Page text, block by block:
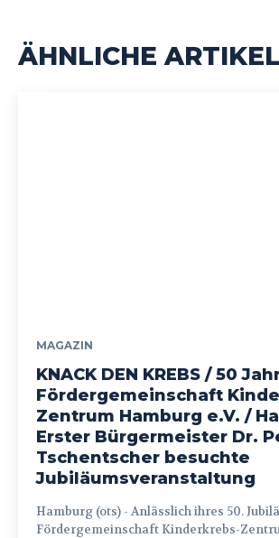
ÄHNLICHE ARTIKEL
MAGAZIN
KNACK DEN KREBS / 50
Fördergemeinschaft
Zentrum Hamburg e.V. /
Erster Bürgermeister Dr.
Tschentscher besuchte
Jubiläumsveranstaltung
Hamburg (ots) - Anlässlich ihres 50. Jubiläums lud die
Fördergemeinschaft Kinderkrebs-